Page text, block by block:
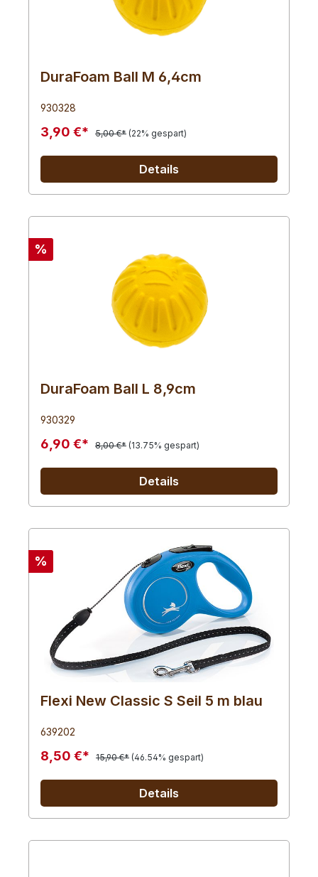
DuraFoam Ball M 6,4cm
930328
3,90 €* 5,00 €* (22% gespart)
Details
%
DuraFoam Ball L 8,9cm
930329
6,90 €* 8,00 €* (13.75% gespart)
Details
%
Flexi New Classic S Seil 5 m blau
639202
8,50 €* 15,90 €* (46.54% gespart)
Details